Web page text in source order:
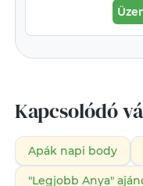
Kapcsolódó
Apák napi body
"Legjobb Anya"